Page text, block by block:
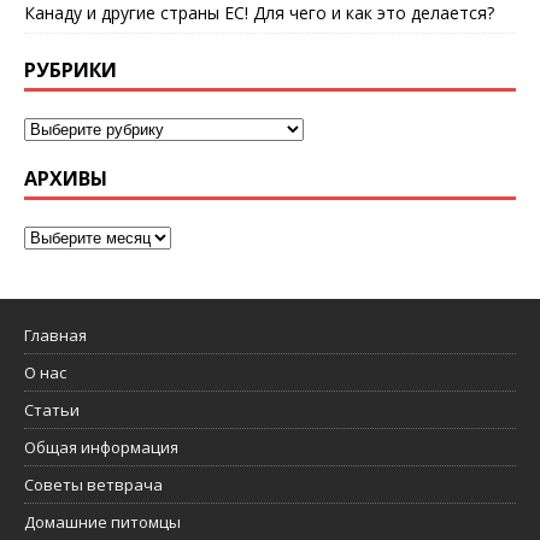
Канаду и другие страны ЕС! Для чего и как это делается?
РУБРИКИ
АРХИВЫ
Главная
О нас
Статьи
Общая информация
Советы ветврача
Домашние питомцы